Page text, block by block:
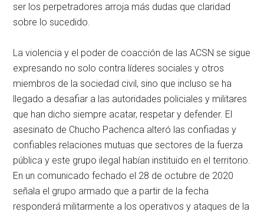
ser los perpetradores arroja más dudas que claridad
sobre lo sucedido.
La violencia y el poder de coacción de las ACSN se sigue
expresando no solo contra líderes sociales y otros
miembros de la sociedad civil, sino que incluso se ha
llegado a desafiar a las autoridades policiales y militares
que han dicho siempre acatar, respetar y defender. El
asesinato de Chucho Pachenca alteró las confiadas y
confiables relaciones mutuas que sectores de la fuerza
pública y este grupo ilegal habían instituido en el territorio.
En un comunicado fechado el 28 de octubre de 2020
señala el grupo armado que a partir de la fecha
responderá militarmente a los operativos y ataques de la